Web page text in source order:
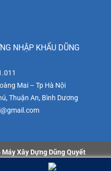
NHẬP KHẨU DŨNG
Mai – Tp Hà Nội
Thuận An, Bình Dương
Xây Dựng Dũng Quyết